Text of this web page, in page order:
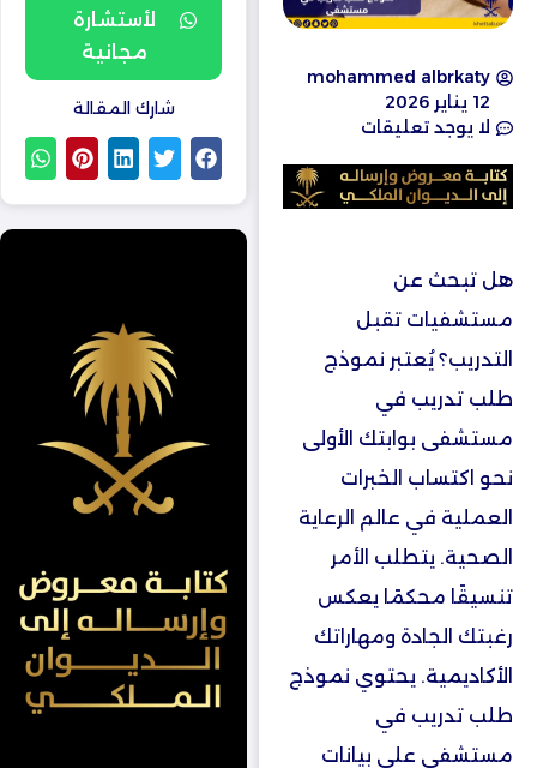
mohammed albrkaty
12 يناير 2026
لا يوجد تعليقات
هل تبحث عن
مستشفيات تقبل
التدريب؟ يُعتبر نموذج
طلب تدريب في
مستشفى بوابتك الأولى
نحو اكتساب الخبرات
العملية في عالم الرعاية
الصحية. يتطلب الأمر
تنسيقًا محكمًا يعكس
رغبتك الجادة ومهاراتك
الأكاديمية. يحتوي نموذج
طلب تدريب في
مستشفى على بيانات
لأستشارة
مجانية
شارك المقالة